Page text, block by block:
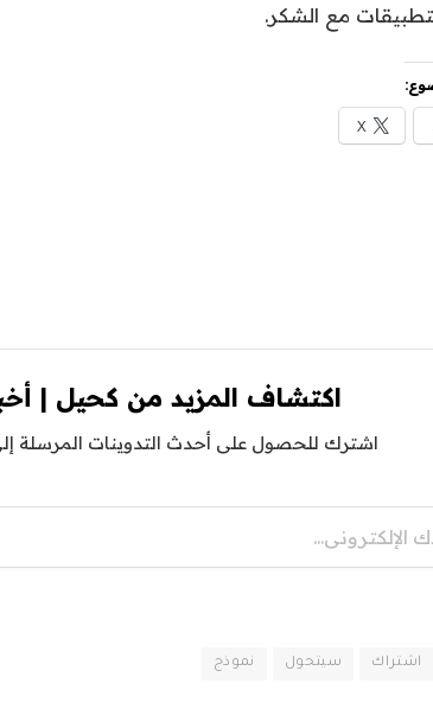
مع الشكر.
X
اكتشاف المزيد من كحيل |
اشترك للحصول على أحدث التدوينات المرسلة
اشتراك سيتحول نموذج